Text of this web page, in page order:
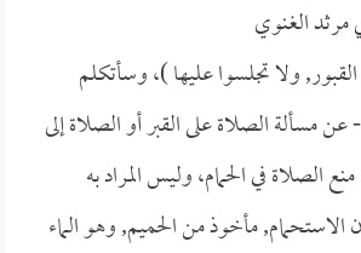
مرثد الغنوي
ولا تجلسوا عليها )، وسأتكلم
مسألة الصلاة على القبر أو الصلاة إلى
منع الصلاة في الحمام، وليس المراد به
الاستحمام, مأخوذ من الحميم, وهو الماء